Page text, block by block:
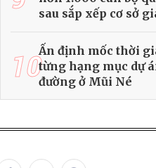
sau sắp xếp cơ sở
10Ấn định mốc thời
từng hạng mục dự
đường ở Mũi Né